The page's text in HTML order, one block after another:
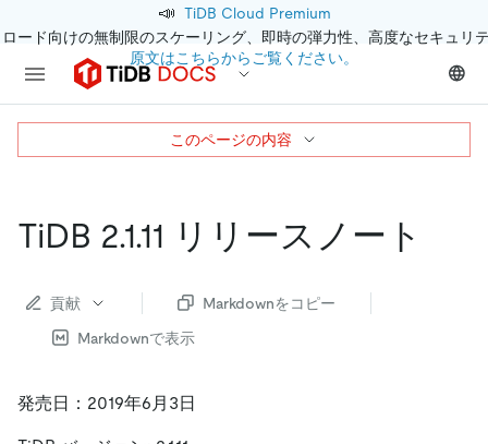
📣 TiDB Cloud Premium
ード向けの無制限のスケーリング、即時の弾力性、高度なセキュリ
原文はこちらからご覧ください。
TiDB 2.1.11 リリースノート
貢献
Markdownをコピー
Markdownで表示
発売日：2019年6月3日
このページの内容